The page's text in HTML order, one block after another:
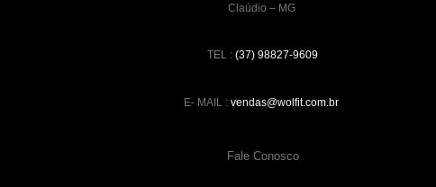
Claúdio – MG
TEL :(37) 98827-9609
E- MAIL : vendas@wolfit.com.br
Fale Conosco